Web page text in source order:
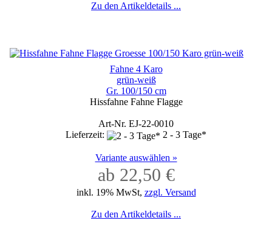
Zu den Artikeldetails ...
Fahne 4 Karo
grün-weiß
Gr. 100/150 cm
Hissfahne Fahne Flagge
Art-Nr. EJ-22-0010
Lieferzeit:
2 - 3 Tage*
Variante auswählen »
ab 22,50 €
inkl. 19% MwSt, zzgl. Versand
Zu den Artikeldetails ...